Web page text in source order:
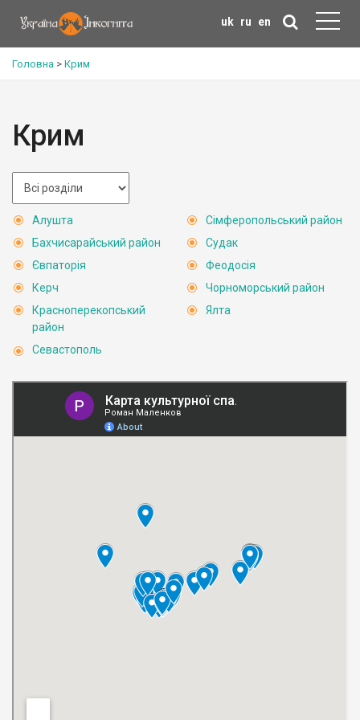
uk ru en
Головна > Крим
Крим
Алушта
Бахчисарайський район
Євпаторія
Керч
Красноперекопський
район
Севастополь
Сімферопольський район
Судак
Феодосія
Чорноморський район
Ялта